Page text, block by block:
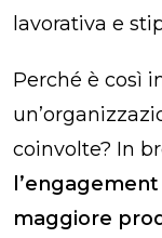
lavorativa e
Perché è così
coinvolte? In
maggiore